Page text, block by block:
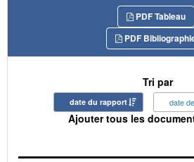
PDF Tableau
PDF
Tri par
date du rapport date
Ajouter tous les